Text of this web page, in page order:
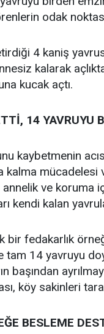
odak
4 kaniş
kalarak
kucak açtı.
14 YAVRUYU
kaybetmenin
kalma mücadelesi
ve koruma
kendi kalan
bir fedakarlık
tam 14 yavruyu
başından
köy sakinleri
BESLEME